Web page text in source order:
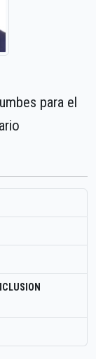
para el